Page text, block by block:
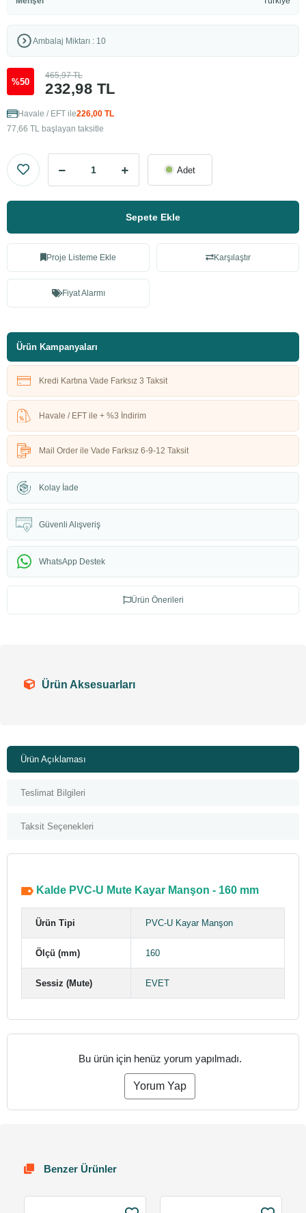
Ambalaj Miktarı : 10
%50 232,98 TL
465,97 TL
Havale / EFT ile226,00 TL
77,66 TL başlayan taksitle
Adet
Sepete Ekle
Proje Listeme Ekle Karşılaştır
Fiyat Alarmı
Ürün Kampanyaları
Kredi Kartına Vade Farksız 3 Taksit
Havale / EFT ile + %3 İndirim
Mail Order ile Vade Farksız 6-9-12 Taksit
Kolay İade
Güvenli Alışveriş
WhatsApp Destek
Ürün Önerileri
Ürün Aksesuarları
Ürün Açıklaması
Teslimat Bilgileri
Taksit Seçenekleri
Kalde PVC-U Mute Kayar Manşon - 160 mm
Ürün Tipi PVC-U Kayar Manşon
Ölçü (mm) 160
Sessiz (Mute) EVET
Bu ürün için henüz yorum yapılmadı.
Yorum Yap
Benzer Ürünler